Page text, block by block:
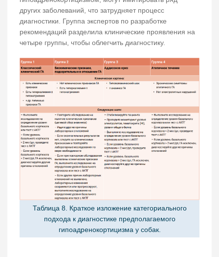
других заболеваний, что затрудняет процесс
диагностики. Группа экспертов по разработке
рекомендаций разделила клинические проявления на
четыре группы, чтобы облегчить диагностику.
Таблица 8. Краткое изложение категориального
подхода к диагностике предполагаемого
гипоадренокортицизма у собак.